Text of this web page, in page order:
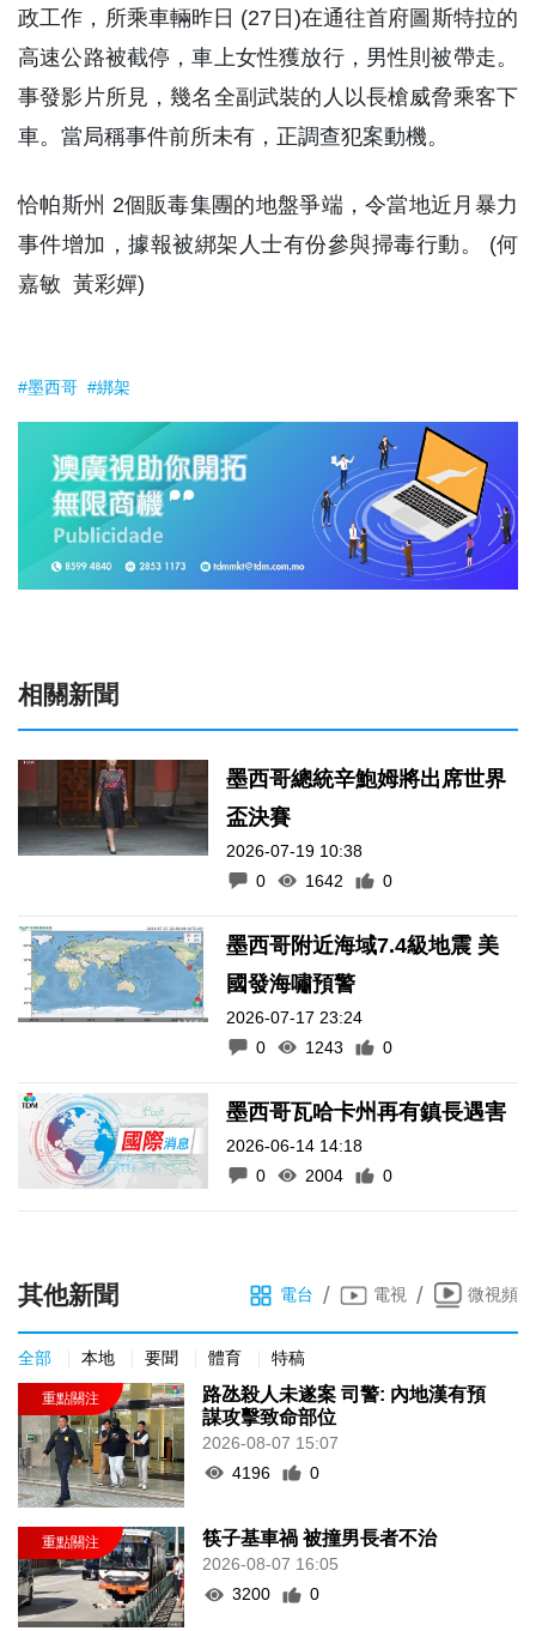
政工作，所乘車輛昨日 (27日)在通往首府圖斯特拉的
高速公路被截停，車上女性獲放行，男性則被帶走。
事發影片所見，幾名全副武裝的人以長槍威脅乘客下
車。當局稱事件前所未有，正調查犯案動機。
恰帕斯州 2個販毒集團的地盤爭端，令當地近月暴力
事件增加，據報被綁架人士有份參與掃毒行動。 (何
嘉敏 黃彩嬋)
#墨西哥 #綁架
相關新聞
墨西哥總統辛鮑姆將出席世界
盃決賽
2026-07-19 10:38
0
1642 0
墨西哥附近海域7.4級地震 美
國發海嘯預警
2026-07-17 23:24
0
1243 0
墨西哥瓦哈卡州再有鎮長遇害
2026-06-14 14:18
0
2004 0
其他新聞 電台 / 電視 / 微視頻
全部 本地 要聞 體育 特稿
路氹殺人未遂案 司警: 內地漢有預
謀攻擊致命部位
2026-08-07 15:07
4196
0
筷子基車禍 被撞男長者不治
2026-08-07 16:05
3200
0